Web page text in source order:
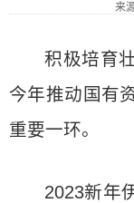
来
积极培育
今年推动国有
重要一环。
2023新年